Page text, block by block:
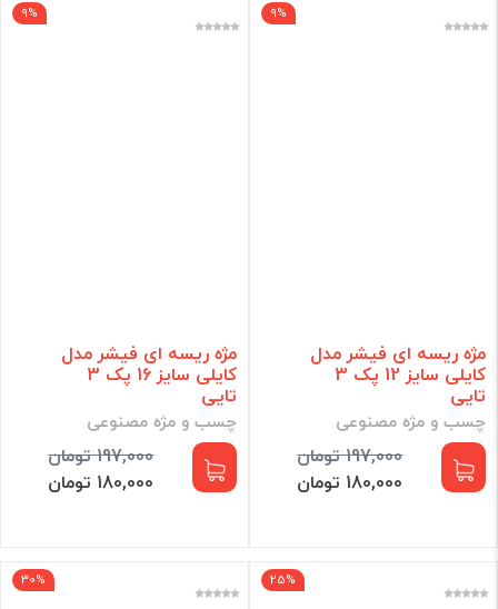
9%
مژه ریسه ای فیشر مدل
کایلی سایز 12 پک 3
تایی
چسب و مژه مصنوعی
197,000 تومان
180,000 تومان
9%
مژه ریسه ای فیشر مدل
کایلی سایز 16 پک 3
تایی
چسب و مژه مصنوعی
197,000 تومان
180,000 تومان
25%
30%